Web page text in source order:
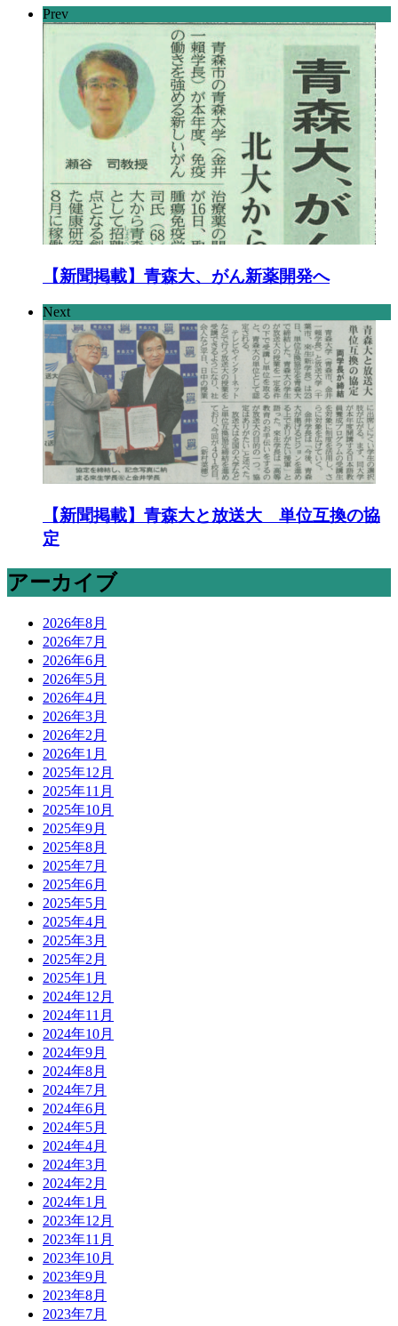
Prev
【新聞掲載】青森大、がん新薬開発へ
Next
【新聞掲載】青森大と放送大 単位互換の協
定
アーカイブ
2026年8月
2026年7月
2026年6月
2026年5月
2026年4月
2026年3月
2026年2月
2026年1月
2025年12月
2025年11月
2025年10月
2025年9月
2025年8月
2025年7月
2025年6月
2025年5月
2025年4月
2025年3月
2025年2月
2025年1月
2024年12月
2024年11月
2024年10月
2024年9月
2024年8月
2024年7月
2024年6月
2024年5月
2024年4月
2024年3月
2024年2月
2024年1月
2023年12月
2023年11月
2023年10月
2023年9月
2023年8月
2023年7月